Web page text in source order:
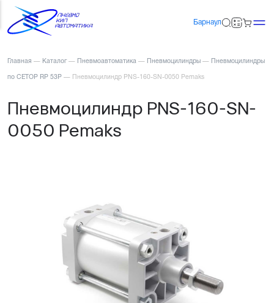
Барнаул
Главная — Каталог — Пневмоавтоматика — Пневмоцилиндры — Пневмоцилиндры
по CETOP RP 53P — Пневмоцилиндр PNS-160-SN-0050 Pemaks
Пневмоцилиндр PNS-160-SN-
0050 Pemaks